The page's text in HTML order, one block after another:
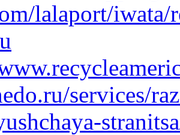
lalaport/iwata/
services/